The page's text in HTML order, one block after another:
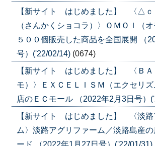
【新サイト はじめました】 〈△ｃ
（さんかくショコラ）〉ＯＭＯＩ（
５００個販売した商品を全国展開 （
号）('22/02/14) (0674)
【新サイト はじめました】 〈ＢＡ
モ）〉ＥＸＣＥＬＩＳＭ（エクセリ
店のＥＣモール （2022年2月3日号）
【新サイト はじめました】 〈淡路
ム〉淡路アグリファーム／淡路島産の
ード （2022年1月27日号）('22/01/31)